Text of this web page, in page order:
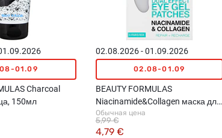
01.09
Charcoal
150мл
02.08.2026 - 01.09.2026
02.08-01.09
BEAUTY FORMULAS
Niacinamide&Collagen маска для
зоны под глазами, 12шт. (6 пар)
Обычная цена
4,79 €
5,99 €